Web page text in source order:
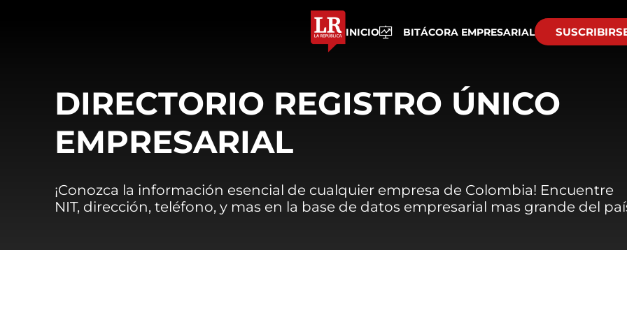
INICIO BITÁCORA EMPRESARIAL
DIRECTORIO REGISTRO ÚNICO
EMPRESARIAL
¡Conozca la información esencial de cualquier empresa de Colombia! Encuentre
NIT, dirección, teléfono, y mas en la base de datos empresarial mas grande del